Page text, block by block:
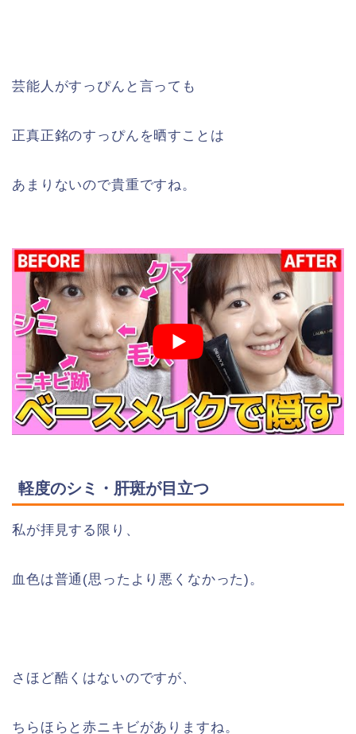
芸能人がすっぴんと言っても
正真正銘のすっぴんを晒すことは
あまりないので貴重ですね。
軽度のシミ・肝斑が目立つ
私が拝見する限り、
血色は普通(思ったより悪くなかった)。
さほど酷くはないのですが、
ちらほらと赤ニキビがありますね。